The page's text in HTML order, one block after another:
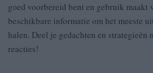
goed voorbereid bent en gebruik maakt
beschikbare informatie om het meeste
halen. Deel je gedachten en strategieën
reacties!